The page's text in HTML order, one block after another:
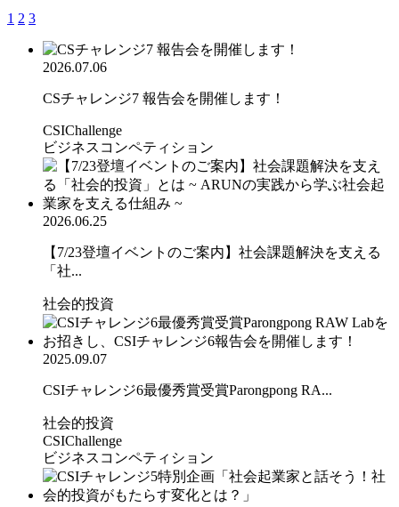
1 2 3
2026.07.06
CSチャレンジ7 報告会を開催します！
CSIChallenge
ビジネスコンペティション
2026.06.25
【7/23登壇イベントのご案内】社会課題解決を支える
「社...
社会的投資
2025.09.07
CSIチャレンジ6最優秀賞受賞Parongpong RA...
社会的投資
CSIChallenge
ビジネスコンペティション